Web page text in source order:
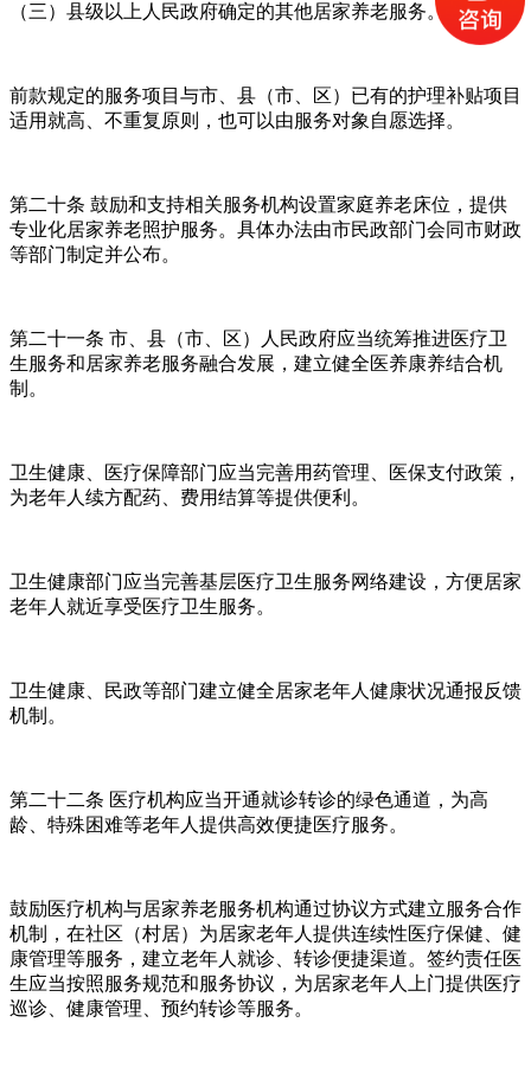
（三）县级以上人民政府确定的其他居家养老服务。
前款规定的服务项目与市、县（市、区）已有的护理补贴项目
适用就高、不重复原则，也可以由服务对象自愿选择。
第二十条 鼓励和支持相关服务机构设置家庭养老床位，提供
专业化居家养老照护服务。具体办法由市民政部门会同市财政
等部门制定并公布。
第二十一条 市、县（市、区）人民政府应当统筹推进医疗卫
生服务和居家养老服务融合发展，建立健全医养康养结合机
制。
卫生健康、医疗保障部门应当完善用药管理、医保支付政策，
为老年人续方配药、费用结算等提供便利。
卫生健康部门应当完善基层医疗卫生服务网络建设，方便居家
老年人就近享受医疗卫生服务。
卫生健康、民政等部门建立健全居家老年人健康状况通报反馈
机制。
第二十二条 医疗机构应当开通就诊转诊的绿色通道，为高
龄、特殊困难等老年人提供高效便捷医疗服务。
鼓励医疗机构与居家养老服务机构通过协议方式建立服务合作
机制，在社区（村居）为居家老年人提供连续性医疗保健、健
康管理等服务，建立老年人就诊、转诊便捷渠道。签约责任医
生应当按照服务规范和服务协议，为居家老年人上门提供医疗
巡诊、健康管理、预约转诊等服务。